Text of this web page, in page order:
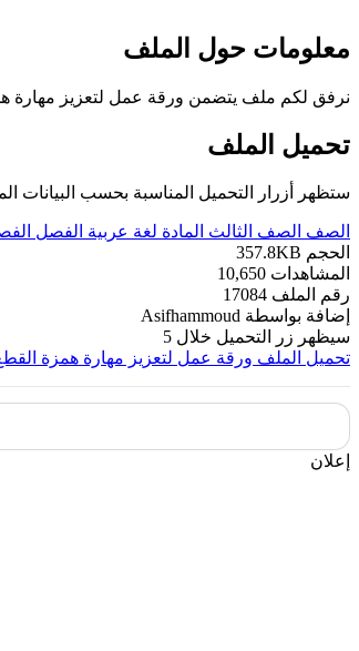
معلومات حول الملف
نرفق لكم ملف يتضمن ورقة عمل لتعزيز مهارة همزة
تحميل الملف
ستظهر أزرار التحميل المناسبة بحسب البيانات
الصف الصف الثالث المادة لغة عربية الفصل
الحجم 357.8KB
المشاهدات 10,650
رقم الملف 17084
إضافة بواسطة Asifhammoud
سيظهر زر التحميل خلال 5
تحميل الملف ورقة عمل لتعزيز مهارة همزة
إعلان